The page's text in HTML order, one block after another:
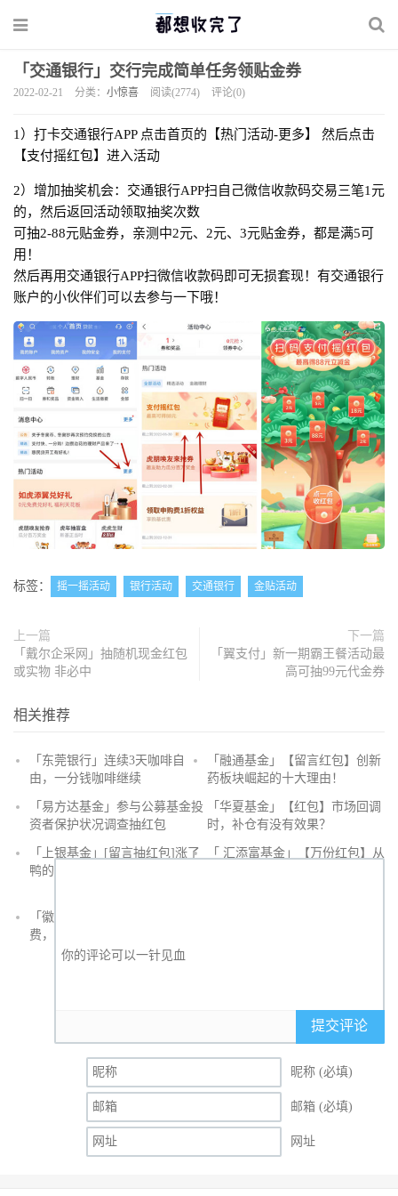
「交通银行」交行完成简单任务领贴金券
2022-02-21 分类： 小惊喜 阅读(2774) 评论(0)
1）打卡交通银行APP 点击首页的【热门活动-更多】 然后点击
【支付摇红包】进入活动
2）增加抽奖机会： 交通银行APP扫自己微信收款码交易三笔1元
的，然后返回活动领取抽奖次数
可抽2-88元贴金券，亲测中2元、2元、3元贴金券，都是满5可
用！
然后再用交通银行APP扫微信收款码即可无损套现！有交通银行
账户的小伙伴们可以去参与一下哦！
标签： 摇一摇活动 银行活动 交通银行 金贴活动
上一篇
「戴尔企采网」抽随机现金红包
或实物 非必中
下一篇
「翼支付」新一期霸王餐活动最
高可抽99元代金券
相关推荐
「东莞银行」连续3天咖啡自
由，一分钱咖啡继续
「融通基金」【留言红包】创新
药板块崛起的十大理由！
「易方达基金」参与公募基金投
资者保护状况调查抽红包
「华夏基金」【红包】市场回调
时，补仓有没有效果？
「上银基金」[留言抽红包]​涨了
鸭的投资旅途
「 汇添富基金」【万份红包】从
「徽商银行」手机银行充值话
费，至高立减30元
提交评论
昵称 (必填)
邮箱 (必填)
网址